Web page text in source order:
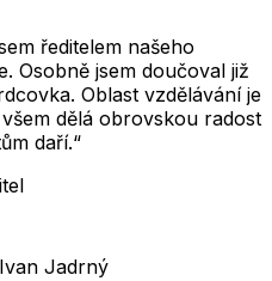
ředitelem našeho
Osobně jsem doučoval již
Oblast vzdělávání je
dělá obrovskou radost
daří.“
Jadrný